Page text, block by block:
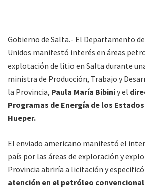
Gobierno de Salta.- El Departamento
Unidos manifestó interés en áreas
explotación de litio en Salta durante
ministra de Producción, Trabajo y
la Provincia, Paula María Bibiniy el
Programas de Energía de los
Hueper.
El enviado americano manifestó el
país por las áreas de exploración y
Provincia abriría a licitación y especificó
atención en el petróleo